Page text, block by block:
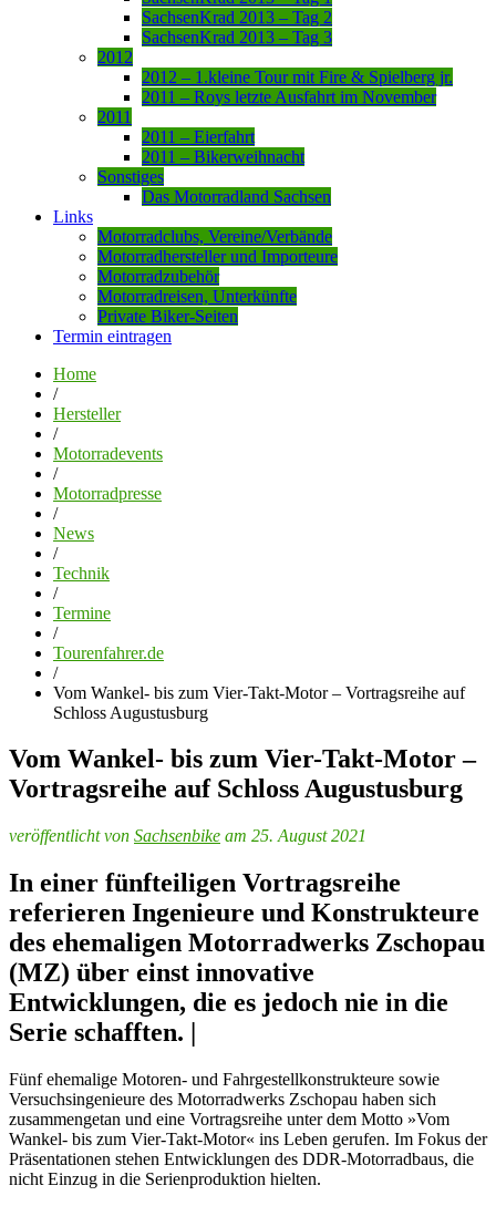
SachsenKrad 2013 – Tag 2
SachsenKrad 2013 – Tag 3
2012
2012 – 1.kleine Tour mit Fire & Spielberg jr.
2011 – Roys letzte Ausfahrt im November
2011
2011 – Eierfahrt
2011 – Bikerweihnacht
Sonstiges
Das Motorradland Sachsen
Links
Motorradclubs, Vereine/Verbände
Motorradhersteller und Importeure
Motorradzubehör
Motorradreisen, Unterkünfte
Private Biker-Seiten
Termin eintragen
Home
/
Hersteller
/
Motorradevents
/
Motorradpresse
/
News
/
Technik
/
Termine
/
Tourenfahrer.de
/
Vom Wankel- bis zum Vier-Takt-Motor – Vortragsreihe auf
Schloss Augustusburg
Vom Wankel- bis zum Vier-Takt-Motor –
Vortragsreihe auf Schloss Augustusburg
veröffentlicht von Sachsenbike am 25. August 2021
In einer fünfteiligen Vortragsreihe
referieren Ingenieure und Konstrukteure
des ehemaligen Motorradwerks Zschopau
(MZ) über einst innovative
Entwicklungen, die es jedoch nie in die
Serie schafften. |
Fünf ehemalige Motoren- und Fahrgestellkonstrukteure sowie
Versuchsingenieure des Motorradwerks Zschopau haben sich
zusammengetan und eine Vortragsreihe unter dem Motto »Vom
Wankel- bis zum Vier-Takt-Motor« ins Leben gerufen. Im Fokus der
Präsentationen stehen Entwicklungen des DDR-Motorradbaus, die
nicht Einzug in die Serienproduktion hielten.